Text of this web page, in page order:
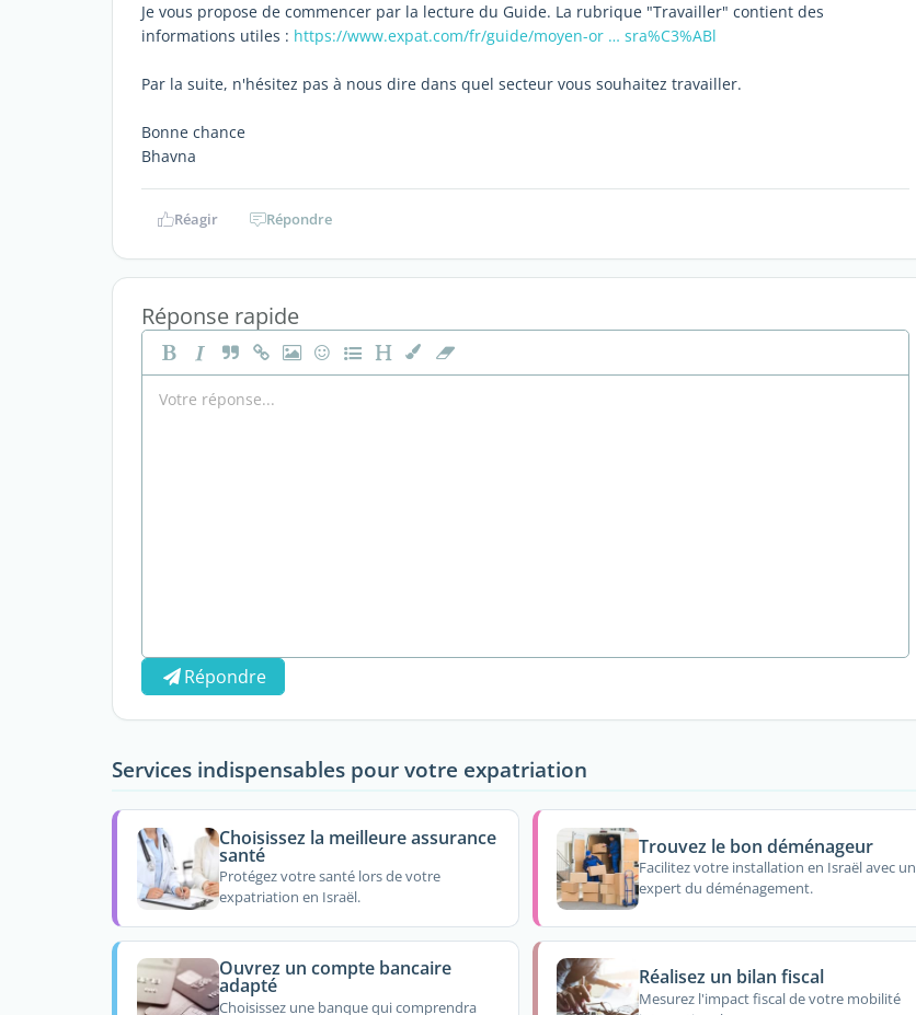
Je vous propose de commencer par la lecture du Guide. La rubrique "Travailler" contient des
informations utiles : https://www.expat.com/fr/guide/moyen-or … sra%C3%ABl
Par la suite, n'hésitez pas à nous dire dans quel secteur vous souhaitez travailler.
Bonne chance
Bhavna
Réagir Répondre
Réponse rapide
Répondre
Services indispensables pour votre expatriation
Choisissez la meilleure assurance
santé
Protégez votre santé lors de votre
expatriation en Israël.
Trouvez le bon déménageur
Facilitez votre installation en Israël avec un
expert du déménagement.
Ouvrez un compte bancaire
adapté
Choisissez une banque qui comprendra
Réalisez un bilan fiscal
Mesurez l'impact fiscal de votre mobilité